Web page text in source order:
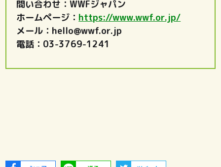
問い合わせ：WWFジャパン
ホームページ： https://www.wwf.or.jp/
メール：hello@wwf.or.jp
電話：03-3769-1241